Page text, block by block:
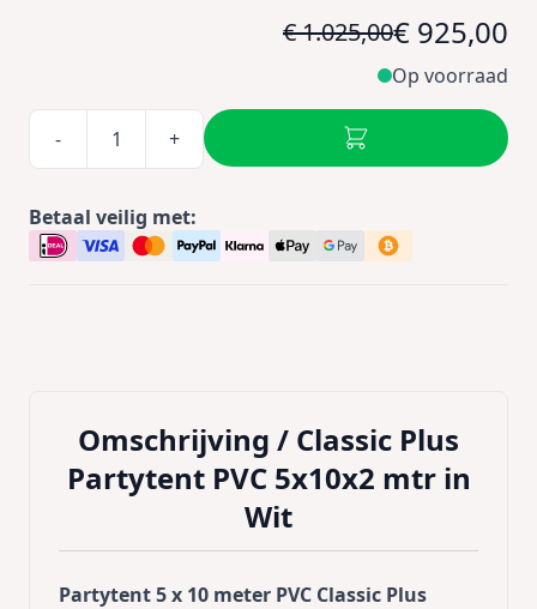
€ 1.025,00€ 925,00
Op voorraad
- +
Betaal veilig met:
Omschrijving / Classic Plus
Partytent PVC 5x10x2 mtr in
Wit
Partytent 5 x 10 meter PVC Classic Plus